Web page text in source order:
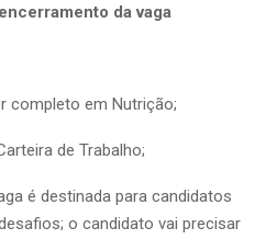
da vaga
completo em Nutrição;
de Trabalho;
é destinada para candidatos
o candidato vai precisar